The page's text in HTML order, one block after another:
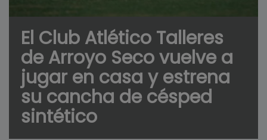
El Club Atlético Talleres
de Arroyo Seco vuelve a
jugar en casa y estrena
su cancha de césped
sintético